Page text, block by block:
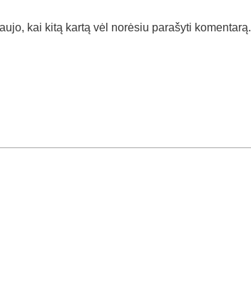
kai kitą kartą vėl norėsiu parašyti komentarą.